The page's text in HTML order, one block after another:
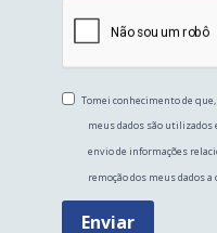
Tomei conhecimento de que,
meus dados são utilizados
envio de informações
remoção dos meus dados
Enviar